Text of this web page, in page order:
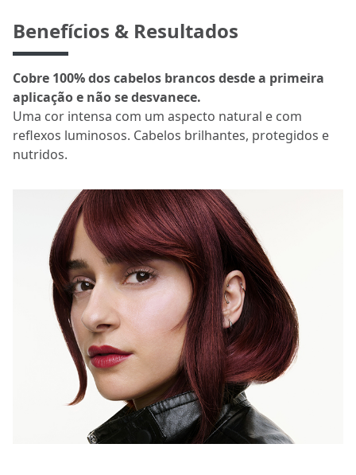
Benefícios & Resultados
Cobre 100% dos cabelos brancos desde a primeira
aplicação e não se desvanece.
Uma cor intensa com um aspecto natural e com
reflexos luminosos. Cabelos brilhantes, protegidos e
nutridos.